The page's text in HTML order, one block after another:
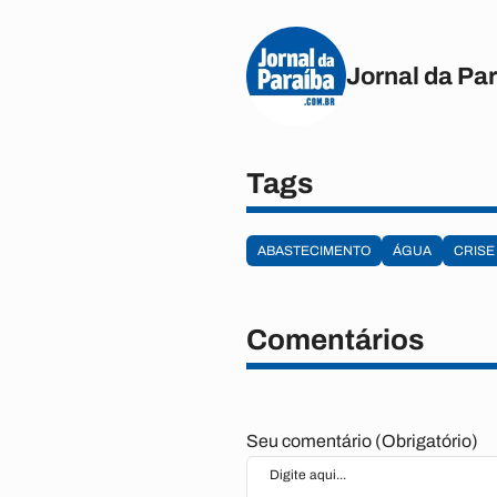
Jornal da
Tags
ABASTECIMENTO ÁGUA
Comentários
Seu comentário (Obrigatório)